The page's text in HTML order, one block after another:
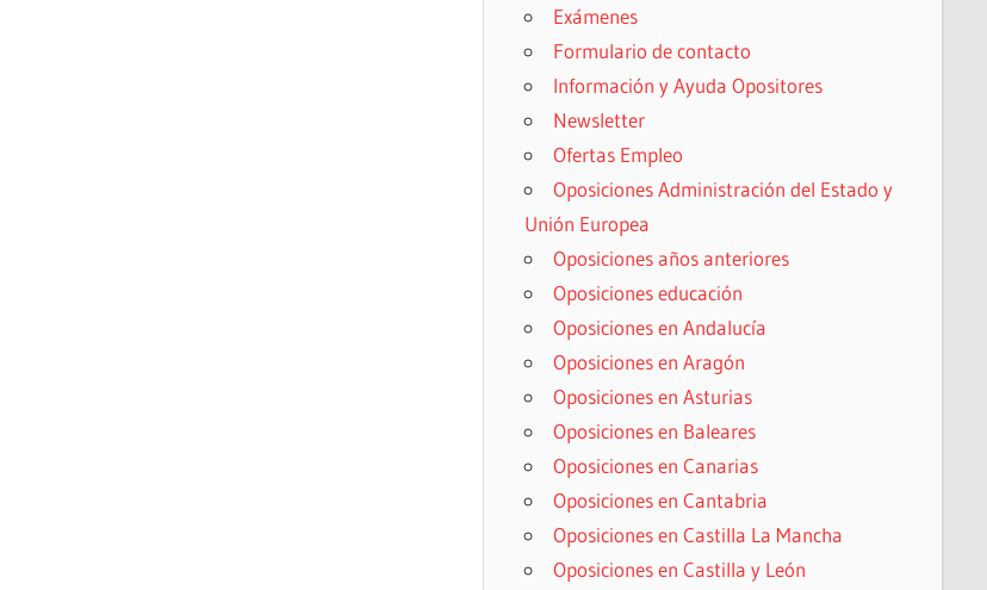
Exámenes
Formulario de contacto
Información y Ayuda Opositores
Newsletter
Ofertas Empleo
Oposiciones Administración del Estado y
Unión Europea
Oposiciones años anteriores
Oposiciones educación
Oposiciones en Andalucía
Oposiciones en Aragón
Oposiciones en Asturias
Oposiciones en Baleares
Oposiciones en Canarias
Oposiciones en Cantabria
Oposiciones en Castilla La Mancha
Oposiciones en Castilla y León